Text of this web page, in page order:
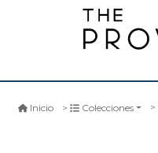
Inicio Colecciones